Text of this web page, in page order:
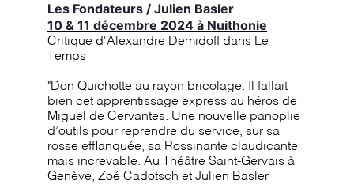
Les Fondateurs / Julien Basler
10 & 11 décembre 2024 à Nuithonie
Critique d'Alexandre Demidoff dans Le
Temps
"Don Quichotte au rayon bricolage. Il fallait
bien cet apprentissage express au héros de
Miguel de Cervantes. Une nouvelle panoplie
d’outils pour reprendre du service, sur sa
rosse efflanquée, sa Rossinante claudicante
mais increvable. Au Théâtre Saint-Gervais à
Genève, Zoé Cadotsch et Julien Basler